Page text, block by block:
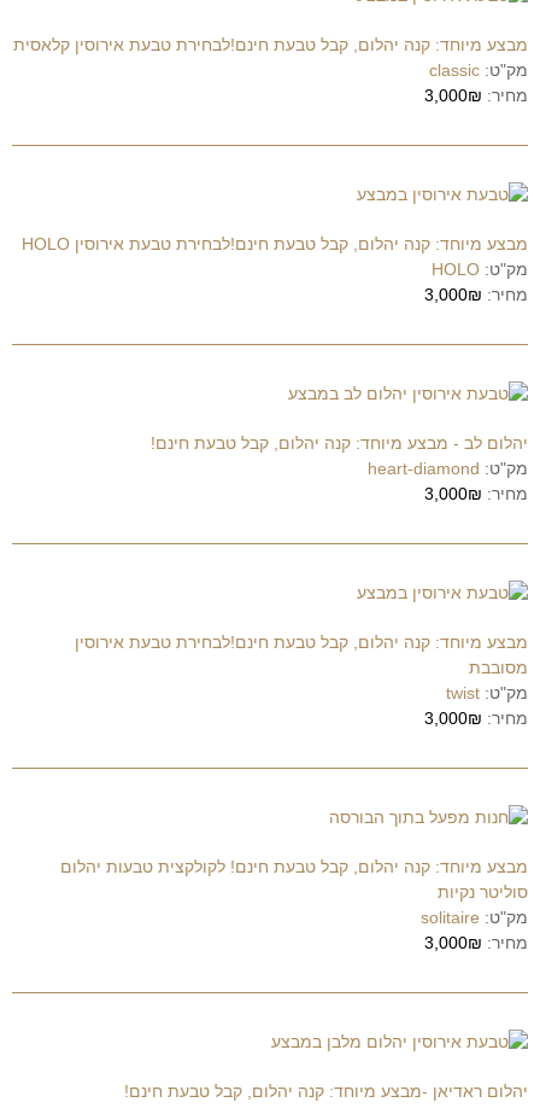
מבצע מיוחד: קנה יהלום, קבל טבעת חינם!לבחירת טבעת אירוסין קלאסית
מק"ט: classic
מחיר: 3,000₪
מבצע מיוחד: קנה יהלום, קבל טבעת חינם!לבחירת טבעת אירוסין HOLO
מק"ט: HOLO
מחיר: 3,000₪
יהלום לב - מבצע מיוחד: קנה יהלום, קבל טבעת חינם!
מק"ט: heart-diamond
מחיר: 3,000₪
מבצע מיוחד: קנה יהלום, קבל טבעת חינם!לבחירת טבעת אירוסין
מסובבת
מק"ט: twist
מחיר: 3,000₪
מבצע מיוחד: קנה יהלום, קבל טבעת חינם! לקולקצית טבעות יהלום
סוליטר נקיות
מק"ט: solitaire
מחיר: 3,000₪
יהלום ראדיאן -מבצע מיוחד: קנה יהלום, קבל טבעת חינם!